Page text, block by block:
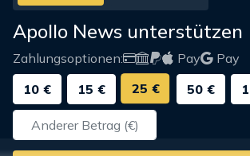
Apollo News unterstützen
Zahlungsoptionen: Pay
Pay
10 €
15 € 25 € 50 €